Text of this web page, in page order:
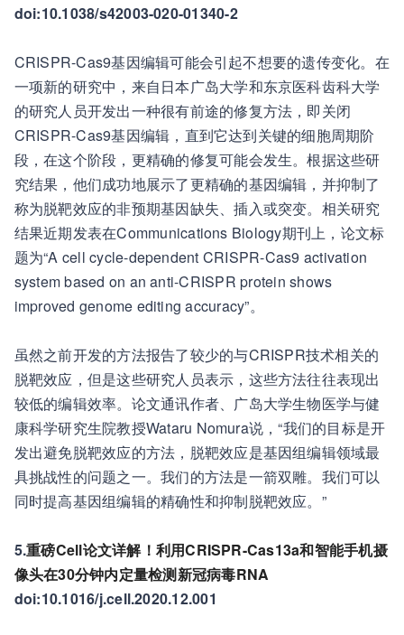
doi:10.1038/s42003-020-01340-2
CRISPR-Cas9基因编辑可能会引起不想要的遗传变化。在
一项新的研究中，来自日本广岛大学和东京医科齿科大学
的研究人员开发出一种很有前途的修复方法，即关闭
CRISPR-Cas9基因编辑，直到它达到关键的细胞周期阶
段，在这个阶段，更精确的修复可能会发生。根据这些研
究结果，他们成功地展示了更精确的基因编辑，并抑制了
称为脱靶效应的非预期基因缺失、插入或突变。相关研究
结果近期发表在Communications Biology期刊上，论文标
题为“A cell cycle-dependent CRISPR-Cas9 activation
system based on an anti-CRISPR protein shows
improved genome editing accuracy”。
虽然之前开发的方法报告了较少的与CRISPR技术相关的
脱靶效应，但是这些研究人员表示，这些方法往往表现出
较低的编辑效率。论文通讯作者、广岛大学生物医学与健
康科学研究生院教授Wataru Nomura说，“我们的目标是开
发出避免脱靶效应的方法，脱靶效应是基因组编辑领域最
具挑战性的问题之一。我们的方法是一箭双雕。我们可以
同时提高基因组编辑的精确性和抑制脱靶效应。”
5.重磅Cell论文详解！利用CRISPR-Cas13a和智能手机摄
像头在30分钟内定量检测新冠病毒RNA
doi:10.1016/j.cell.2020.12.001